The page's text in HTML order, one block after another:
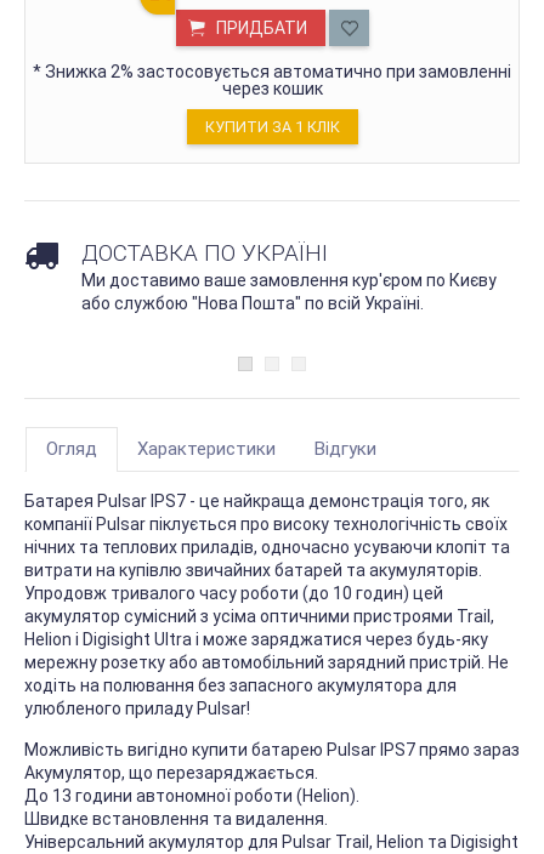
ПРИДБАТИ
*Знижка 2% застосовується автоматично при замовленні
через кошик
КУПИТИ ЗА 1 КЛIК
ДОСТАВКА ПО УКРАЇНІ
Ми доставимо ваше замовлення кур'єром по Києву
або службою "Нова Пошта" по всій Україні.
Огляд Характеристики Відгуки
Батарея Pulsar IPS7 - це найкраща демонстрація того, як
компанії Pulsar піклується про високу технологічність своїх
нічних та теплових приладів, одночасно усуваючи клопіт та
витрати на купівлю звичайних батарей та акумуляторів.
Упродовж тривалого часу роботи (до 10 годин) цей
акумулятор сумісний з усіма оптичними пристроями Trail,
Helion і Digisight Ultra і може заряджатися через будь-яку
мережну розетку або автомобільний зарядний пристрій. Не
ходіть на полювання без запасного акумулятора для
улюбленого приладу Pulsar!
Можливість вигідно купити батарею Pulsar IPS7 прямо зараз
Акумулятор, що перезаряджається.
До 13 години автономної роботи (Helion).
Швидке встановлення та видалення.
Універсальний акумулятор для Pulsar Trail, Helion та Digisight